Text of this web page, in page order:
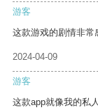
游客
这款游戏的剧情非常
2024-04-09
游客
这款app就像我的私